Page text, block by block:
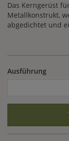
Das Kerngerüst
Metallkonstrukt,
abgedichtet und
Kunstharzputz
Sauna wird mit
Salzsteinen
Holzoptik
Gartenhaus kann
Strahlern, als
werden. Gerne
Ausführung